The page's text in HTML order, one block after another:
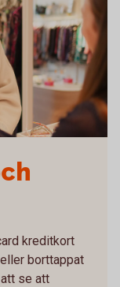
kreditkort
borttappat
se att